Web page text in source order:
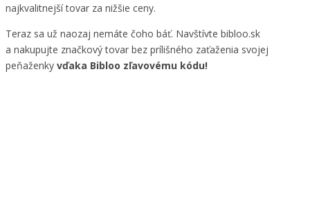
najkvalitnejší tovar za nižšie ceny.
Teraz sa už naozaj nemáte čoho báť. Navštívte bibloo.sk
a nakupujte značkový tovar bez prílišného zaťaženia svojej
peňaženky vďaka Bibloo zľavovému kódu!